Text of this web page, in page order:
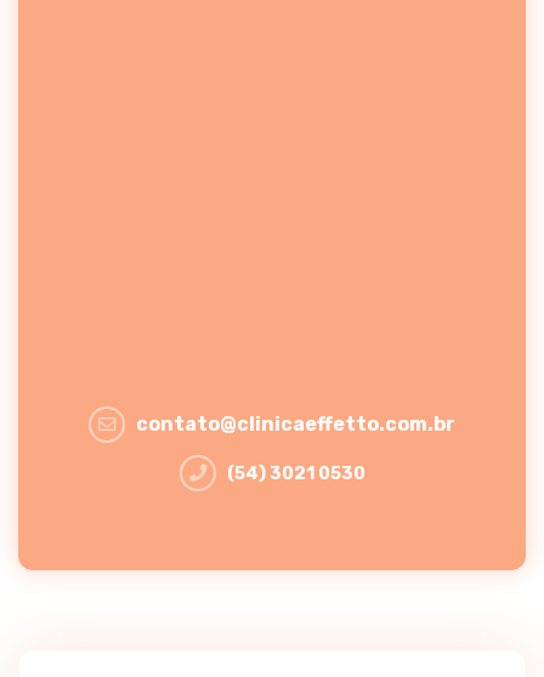
contato@clinicaeffetto.com.br
(54) 3021 0530